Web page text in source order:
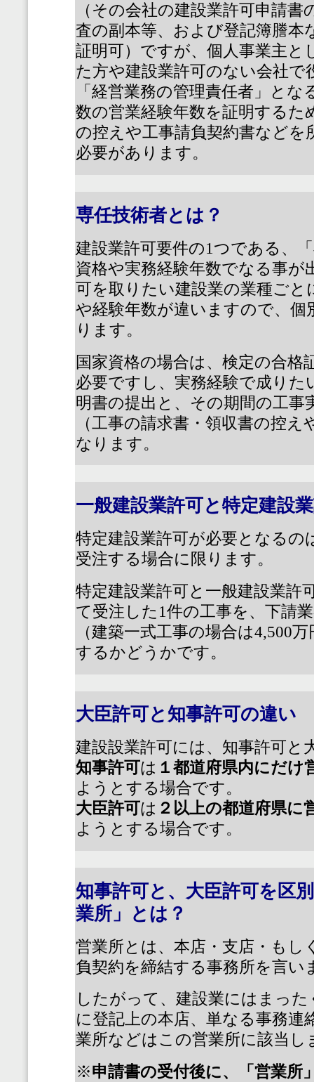
（その会社の建設業許可申請
査の副本等、および登記簿謄本
証明可）ですが、個人事業主と
た方や建設業許可のない会社で
「経営業務の管理責任者」と
数の営業経験年数を証明するた
の控えや工事請負契約書などを
必要があります。
専任技術者とは？
建設業許可要件の1 つである、
資格や実務経験年数でなる事が
可を取りたい建設業の業種ごと
や経験年数が違いますので、個
ります。
国家資格の場合は、検定の合格
必要ですし、実務経験で成りた
明書の提出と、その期間の工事
（工事の請求書・領収書の控
なります。
一般建設業許可と特定建設
特定建設業許可が必要となるの
受注する場合に限ります。
特定建設業許可と一般建設業許
て受注した 1件の工事を、下請
（建築一式工事の場合は4,500万
するかどうかです。
大臣許可と知事許可の違い
建設設業許可には、知事許可と
知事許可は １都道府県内にだけ
ようとする場合です。
大臣許可は ２以上の都道府県に
ようとする場合です。
知事許可と、大臣許可を区
業所」とは？
営業所とは、本店・支店・もし
負契約を締結する事務所を言い
したがって、建設業にはまっ
に登記上の本店、単なる事務連
業所などはこの営業所に該当し
※申請書の受付後に、「営業所